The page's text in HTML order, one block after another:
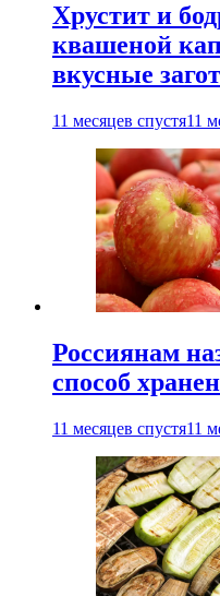
Хрустит и
квашеной
вкусные
11 месяцев спустя11
Россиянам
способ
11 месяцев спустя11